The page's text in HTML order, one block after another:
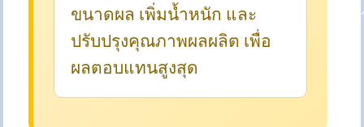
ขนาดผล เพิ่มน้ำหนัก และ
ปรับปรุงคุณภาพผลผลิต เพื่อ
ผลตอบแทนสูงสุด